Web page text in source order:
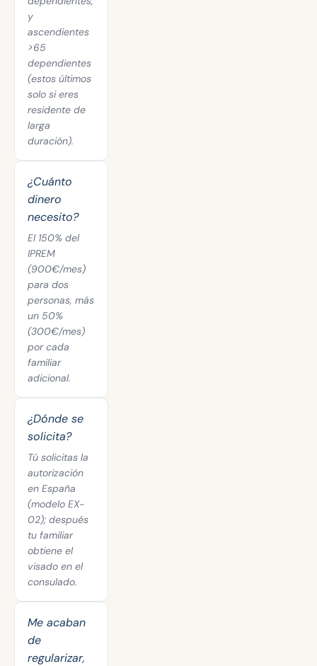
y
ascendientes
>65
dependientes
(estos últimos
solo si eres
residente de
larga
duración).
¿Cuánto
dinero
necesito?
El 150% del
IPREM
(900€/mes)
para dos
personas, más
un 50%
(300€/mes)
por cada
familiar
adicional.
¿Dónde se
solicita?
Tú solicitas la
autorización
en España
(modelo EX-
02); después
tu familiar
obtiene el
visado en el
consulado.
Me acaban
de
regularizar,